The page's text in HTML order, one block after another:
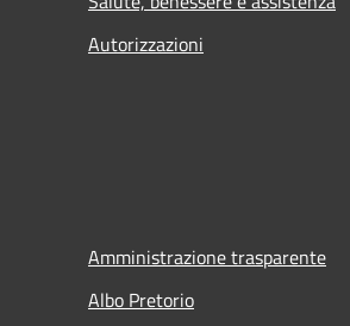
Autorizzazioni
Amministrazione trasparente
Albo Pretorio